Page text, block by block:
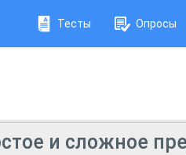
Тесты Опросы
и сложное